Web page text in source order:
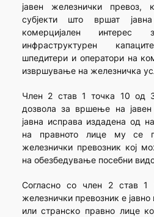
јавен железнички превоз,
субјекти што вршат
комерцијален
инфраструктурен
шпедитери и оператори на
извршување на железничка
Член 2 став 1 точка 10 од
дозвола за вршење на
јавна исправа издадена од
на правното лице му се
железнички превозник кој
на обезбедување посебни
Согласно со член 2 став 1
железнички превозник е
или странско правно лице